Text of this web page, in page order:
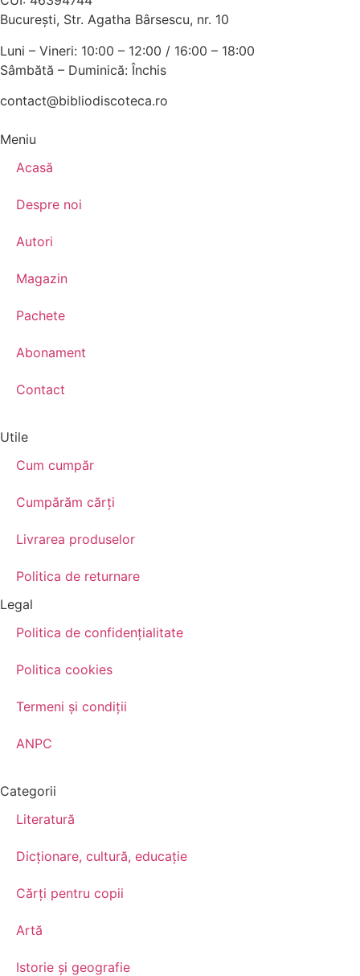
Bucureşti, Str. Agatha Bârsescu, nr. 10
Luni – Vineri: 10:00 – 12:00 / 16:00 – 18:00
Sâmbătă – Duminică: Închis
contact@bibliodiscoteca.ro
Meniu
Acasă
Despre noi
Autori
Magazin
Pachete
Abonament
Contact
Utile
Cum cumpăr
Cumpărăm cărţi
Livrarea produselor
Politica de returnare
Legal
Politica de confidenţialitate
Politica cookies
Termeni şi condiţii
ANPC
Categorii
Literatură
Dicționare, cultură, educație
Cărți pentru copii
Artă
Istorie și geografie